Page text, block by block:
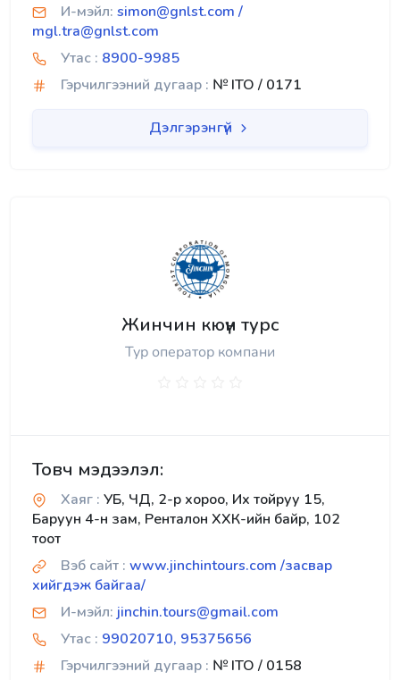
И-мэйл: simon@gnlst.com /
mgl.tra@gnlst.com
Утас : 8900-9985
Гэрчилгээний дугаар : № ITO / 0171
Дэлгэрэнгүй
Жинчин кюүн турс
Тур оператор компани
Товч мэдээлэл:
Хаяг : УБ, ЧД, 2-р хороо, Их тойруу 15,
Баруун 4-н зам, Ренталон ХХК-ийн байр, 102
тоот
Вэб сайт : www.jinchintours.com /засвар
хийгдэж байгаа/
И-мэйл: jinchin.tours@gmail.com
Утас : 99020710, 95375656
Гэрчилгээний дугаар : № ITO / 0158